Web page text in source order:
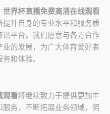
世界杯直播免费高清在线观看
升自身的专业水平和服务质
平台。我们愿意与各方合作
的发展，为广大体育爱好者
和体验。
观看将继续致力于提供更加丰
务，不断拓展业务领域，努